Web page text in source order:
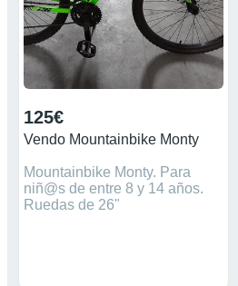
125€
Vendo Mountainbike Monty
Mountainbike Monty. Para
niñ@s de entre 8 y 14 años.
Ruedas de 26"